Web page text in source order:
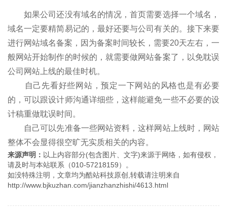
如果公司还没有域名的情况，首页需要选择一个域名，
域名一定要精简易记的，最好还要与公司有关的。接下来要
进行网站域名备案，因为备案时间较长，需要20天左右，一
般网站开始制作的时候的，就需要做网站备案了，以免耽误
公司网站上线的最佳时机。
自己先看好些网站，预定一下网站的风格也是有必要
的，可以跟设计师沟通详细些，这样能避免一些不必要的设
计稿重做耽误时间。
自己可以先准备一些网站资料，这样网站上线时，网站
整体不会显得很空旷无实质相关的内容。
来源声明： 以上内容部分(包含图片、文字)来源于网络，如有侵权，
请及时与本站联系（010-57218159）。
如没特殊注明，文章均为酷站科技原创,转载请注明来自
http://www.bjkuzhan.com/jianzhanzhishi/4613.html